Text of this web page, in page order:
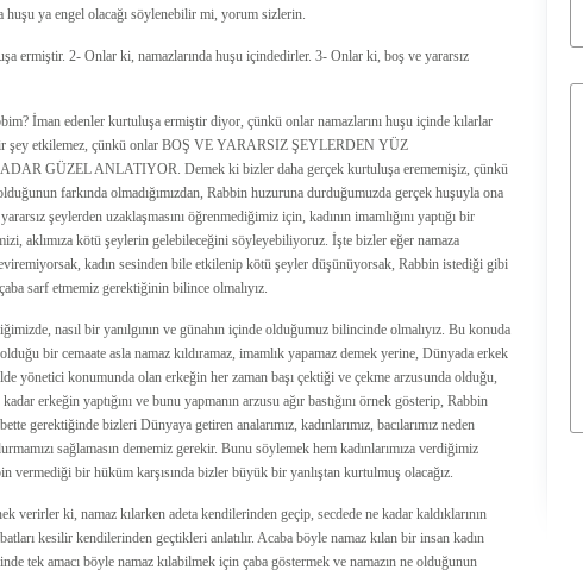
huşu ya engel olacağı söylenebilir mi, yorum sizlerin.
ermiştir. 2- Onlar ki, namazlarında huşu içindedirler. 3- Onlar ki, boş ve yararsız
İman edenler kurtuluşa ermiştir diyor, çünkü onlar namazlarını huşu içinde kılarlar
şey etkilemez, çünkü onlar BOŞ VE YARARSIZ ŞEYLERDEN YÜZ
GÜZEL ANLATIYOR. Demek ki bizler daha gerçek kurtuluşa erememişiz, çünkü
farkında olmadığımızdan, Rabbin huzuruna durduğumuzda gerçek huşuyla ona
şeylerden uzaklaşmasını öğrenmediğimiz için, kadının imamlığını yaptığı bir
aklımıza kötü şeylerin gelebileceğini söyleyebiliyoruz. İşte bizler eğer namaza
kadın sesinden bile etkilenip kötü şeyler düşünüyorsak, Rabbin istediği gibi
sarf etmemiz gerektiğinin bilince olmalıyız.
nasıl bir yanılgının ve günahın içinde olduğumuz bilincinde olmalıyız. Bu konuda
bir cemaate asla namaz kıldıramaz, imamlık yapamaz demek yerine, Dünyada erkek
yönetici konumunda olan erkeğin her zaman başı çektiği ve çekme arzusunda olduğu,
erkeğin yaptığını ve bunu yapmanın arzusu ağır bastığını örnek gösterip, Rabbin
gerektiğinde bizleri Dünyaya getiren analarımız, kadınlarımız, bacılarımız neden
sağlamasın dememiz gerekir. Bunu söylemek hem kadınlarımıza verdiğimiz
vermediği bir hüküm karşısında bizler büyük bir yanlıştan kurtulmuş olacağız.
verirler ki, namaz kılarken adeta kendilerinden geçip, secdede ne kadar kaldıklarının
kesilir kendilerinden geçtikleri anlatılır. Acaba böyle namaz kılan bir insan kadın
tek amacı böyle namaz kılabilmek için çaba göstermek ve namazın ne olduğunun